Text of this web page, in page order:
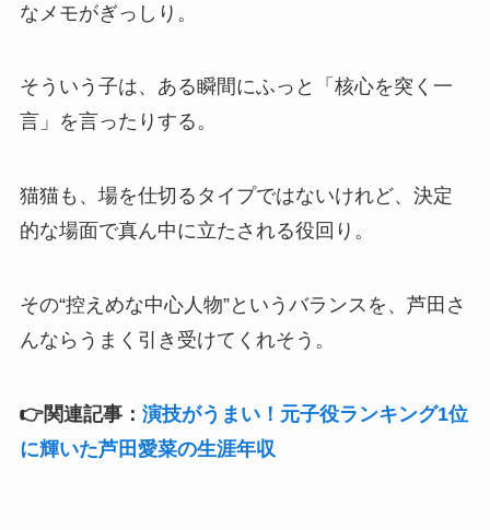
なメモがぎっしり。
そういう子は、ある瞬間にふっと「核心を突く一
言」を言ったりする。
猫猫も、場を仕切るタイプではないけれど、決定
的な場面で真ん中に立たされる役回り。
その“控えめな中心人物”というバランスを、芦田さ
んならうまく引き受けてくれそう。
👉関連記事： 演技がうまい！元子役ランキング1位
に輝いた芦田愛菜の生涯年収